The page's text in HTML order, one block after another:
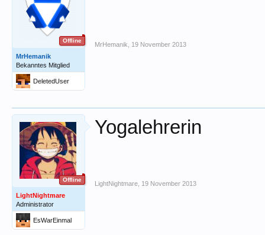
Offline
MrHemanik
Bekanntes Mitglied
DeletedUser
MrHemanik 19 November 2013
Offline
LightNightmare
Administrator
EsWarEinmal
Yogalehrerin
LightNightmare 19 November 2013